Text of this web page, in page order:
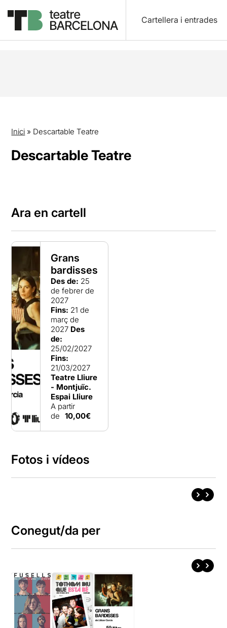
Cartellera i entrades
Inici » Descartable Teatre
Descartable Teatre
Ara en cartell
Grans
bardisses
Des de: 25
de febrer de
2027
Fins: 21 de
març de
2027 Des
de:
25/02/2027
Fins:
21/03/2027
Teatre Lliure
- Montjuïc.
Espai Lliure
A partir
de 10,00€
Fotos i vídeos
Conegut/da per